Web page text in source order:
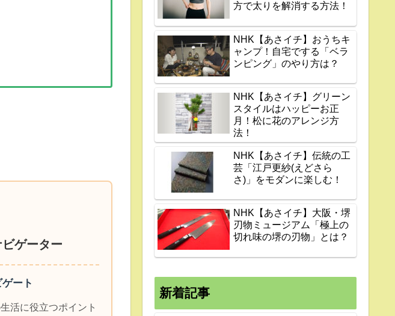
ゲーター
ート
活に役立つポイント
方で太りを解消する方法！
NHK【あさイチ】おうちキ
ャンプ！自宅でする「ベラ
ンピング」のやり方は？
NHK【あさイチ】グリーン
スタイルはハッピーお正
月！松に花のアレンジ方
法！
NHK【あさイチ】伝統の工
芸「江戸更紗(えどさら
さ)」をモダンに楽しむ！
NHK【あさイチ】大阪・堺
刃物ミュージアム「極上の
切れ味の堺の刃物」とは？
新着記事